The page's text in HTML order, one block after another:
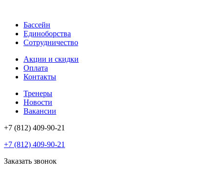
Бассейн
Единоборства
Сотрудничество
Акции и скидки
Оплата
Контакты
Тренеры
Новости
Вакансии
+7 (812) 409-90-21
+7 (812) 409-90-21
Заказать звонок